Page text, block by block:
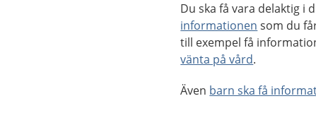
Du ska få vara delaktig i
informationen som du
till exempel få
vänta på vård.
Även barn ska få